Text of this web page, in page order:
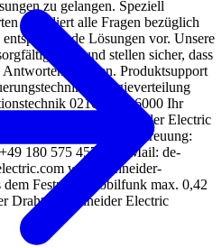
zu gelangen. Speziell
detailliert alle Fragen bezüglich
Lösungen vor. Unsere
nach und stellen sicher, dass
erhalten. Produktsupport
Energieverteilung
02102/404 6000 Ihr
Deutschland Schneider Electric
Ratingen Kundenbetreuung:
180 575 4575* E-Mail: de-
www.schneider-
Festnetz, Mobilfunk max. 0,42
Draht zu Schneider Electric